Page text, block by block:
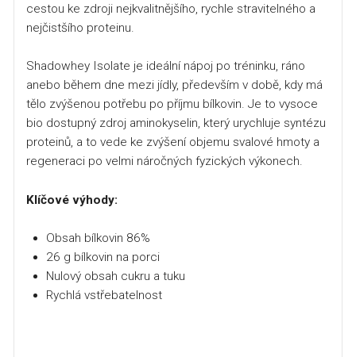
cestou ke zdroji nejkvalitnějšího, rychle stravitelného a
nejčistšího proteinu.
Shadowhey Isolate je ideální nápoj po tréninku, ráno
anebo během dne mezi jídly, především v době, kdy má
tělo zvýšenou potřebu po příjmu bílkovin. Je to vysoce
bio dostupný zdroj aminokyselin, který urychluje syntézu
proteinů, a to vede ke zvýšení objemu svalové hmoty a
regeneraci po velmi náročných fyzických výkonech.
Klíčové výhody:
Obsah bílkovin 86%
26 g bílkovin na porci
Nulový obsah cukru a tuku
Rychlá vstřebatelnost